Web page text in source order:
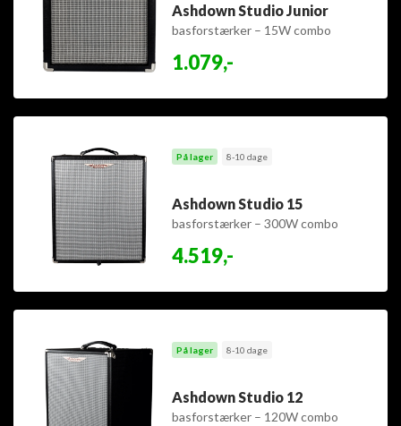
Ashdown Studio Junior
basforstærker – 15W combo
1.079,-
På lager 8-10 dage
Ashdown Studio 15
basforstærker – 300W combo
4.519,-
På lager 8-10 dage
Ashdown Studio 12
basforstærker – 120W combo